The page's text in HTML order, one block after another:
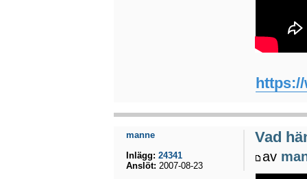
Vad
av
manne
Inlägg: 24341
Anslöt: 2007-08-23